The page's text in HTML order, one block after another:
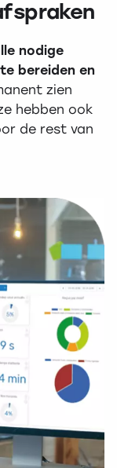
nodige
bereiden en
zien
hebben ook
de rest van